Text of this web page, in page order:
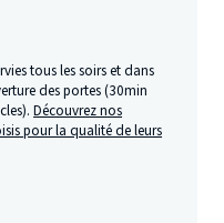
tous les soirs et dans
des portes (30min
Découvrez nos
pour la qualité de leurs